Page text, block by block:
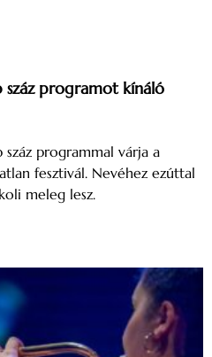
programot kínáló
programmal várja a
fesztivál. Nevéhez ezúttal
meleg lesz.